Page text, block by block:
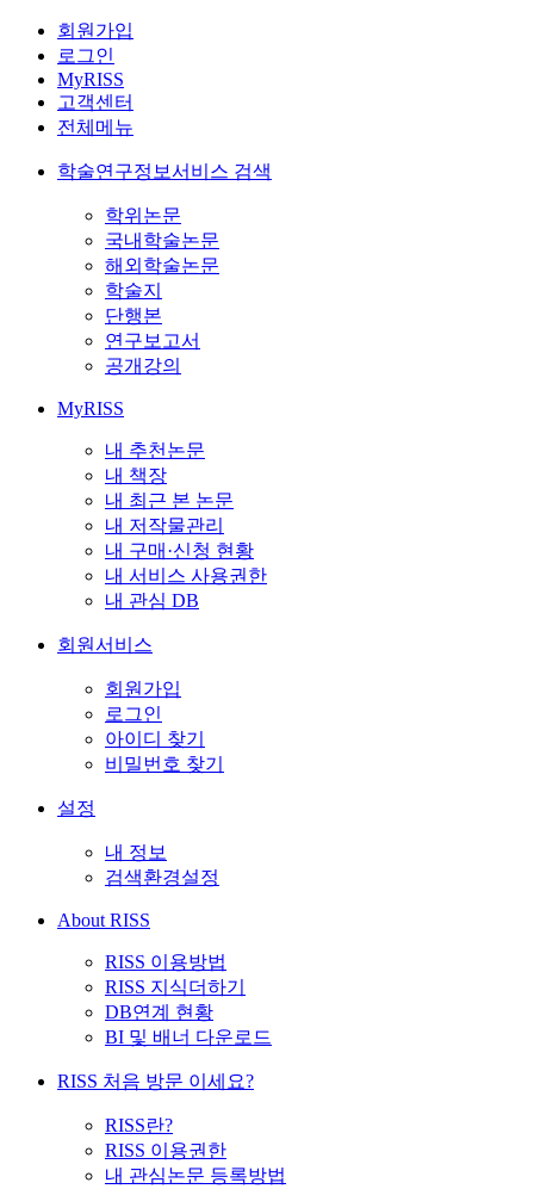
회원가입
로그인
MyRISS
고객센터
전체메뉴
학술연구정보서비스 검색
학위논문
국내학술논문
해외학술논문
학술지
단행본
연구보고서
공개강의
MyRISS
내 추천논문
내 책장
내 최근 본 논문
내 저작물관리
내 구매·신청 현황
내 서비스 사용권한
내 관심 DB
회원서비스
회원가입
로그인
아이디 찾기
비밀번호 찾기
설정
내 정보
검색환경설정
About RISS
RISS 이용방법
RISS 지식더하기
DB연계 현황
BI 및 배너 다운로드
RISS 처음 방문 이세요?
RISS란?
RISS 이용권한
내 관심논문 등록방법